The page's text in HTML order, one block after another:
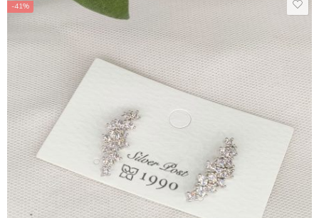
-41%